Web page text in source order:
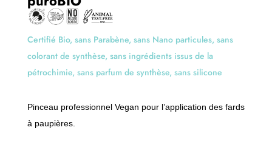
t
i
Certifié Bio, sans Parabène, sans Nano particules, sans
colorant de synthèse, sans ingrédients issus de la
pétrochimie, sans parfum de synthèse, sans silicone
Pinceau professionnel Vegan pour l’application des fards
à paupières.